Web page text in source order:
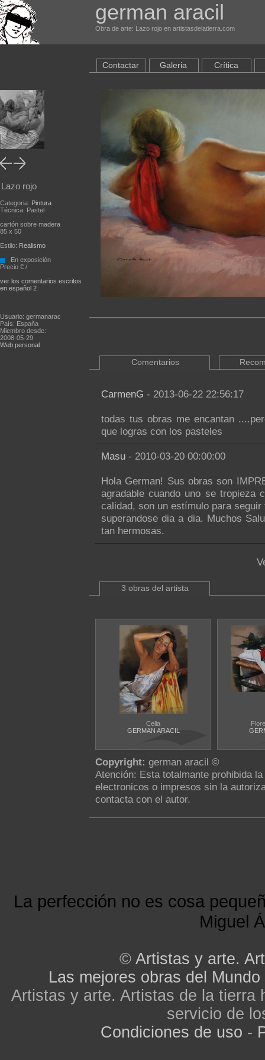
german aracil
Obra de arte: Lazo rojo en artistasdelatierra.com
Lazo rojo
Categoria: Pintura
Técnica: Pastel
cartón sobre madera
85 x 50
Estilo: Realismo
En exposición
Precio € /
ver los comentarios escritos
en español 2
Usuario: germanarac
País: España
Miembro desde:
2008-05-29
Web personal
Contactar Galeria Crítica
Comentarios
CarmenG - 2013-06-22 22:56:17
todas tus obras me encantan
que logras con los pasteles
Masu - 2010-03-20 00:00:00
Hola German! Sus obras son
agradable cuando uno se tropieza
calidad, son un estímulo para
superandose dia a dia. Muchos
tan hermosas.
3 obras del artista
Celia
GERMAN ARACIL
Copyright: german aracil ©
Atención: Esta totalmante prohibida
electronicos o impresos sin la
contacta con el autor.
La perfección no es cosa
Miguel
© Artistas y arte.
Las mejores obras del Mundo
Artistas y arte. Artistas de la tierra
servicio de
Condiciones de uso -